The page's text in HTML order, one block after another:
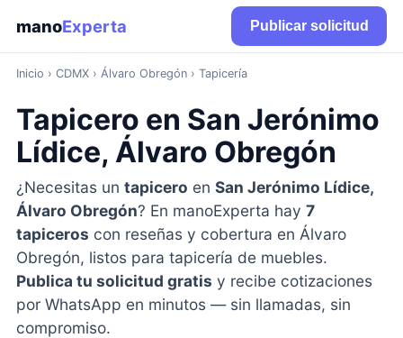
manoExperta Publicar solicitud
Inicio › CDMX› Álvaro Obregón › Tapicería
Tapicero en San Jerónimo
Lídice, Álvaro Obregón
¿Necesitas un tapicero en San Jerónimo Lídice,
Álvaro Obregón? En manoExperta hay 7
tapiceros con reseñas y cobertura en Álvaro
Obregón, listos para tapicería de muebles.
Publica tu solicitud gratis y recibe cotizaciones
por WhatsApp en minutos — sin llamadas, sin
compromiso.